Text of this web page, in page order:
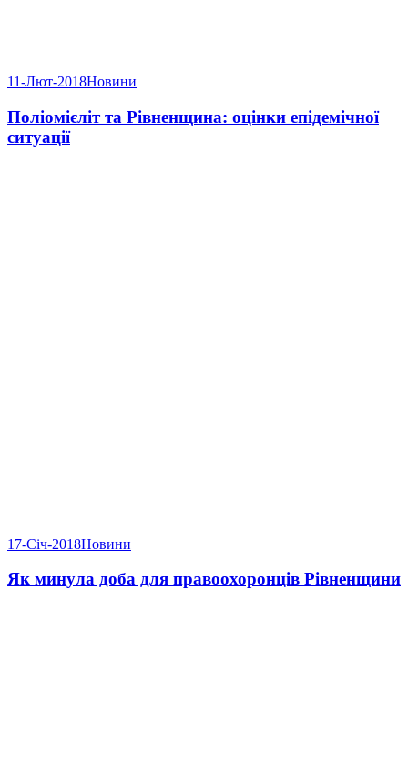
11-Лют-2018Новини
Поліомієліт та Рівненщина: оцінки епідемічної
ситуації
17-Січ-2018Новини
Як минула доба для правоохоронців Рівненщини